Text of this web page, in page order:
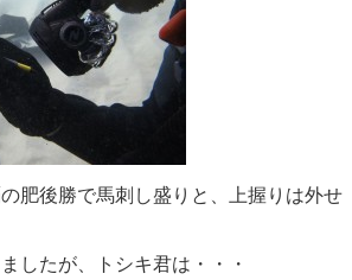
肥後勝で馬刺し盛りと、上握りは外せ
したが、トシキ君は・・・